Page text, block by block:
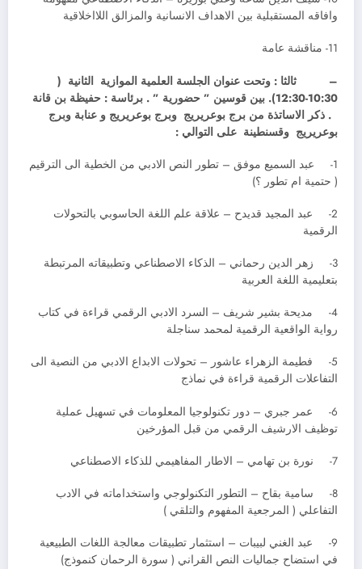
وافاقه المستقبلية بين الاهداف الانسانية والمزالق اللااخلاقية
11- مناقشة عامة
– ثالثا : وتحت عنوان الجلسة العلمية الموازية الثانية (
10:30-12:30). بين قوسين ” حضورية ” . برئاسة : حفيظة بن قانة
. ذكر الاساتذة من برج بوعريريج وبرج بوعريريج و عنابة وبرج
بوعريريج وقسنطينة على التوالي :
1- عبد السميع موفق – تطور النص الادبي من الخطية الى الترقيم
( حتمية ام تطور ؟)
2- عبد المجيد قديدح – علاقة علم اللغة الحاسوبي بالتحولات
الرقمية
3- زهر الدين رحماني – الذكاء الاصطناعي وتطبيقاته المرتبطة
بتعليمية اللغة العربية
4- مديحة بشير شريف – السرد الادبي الرقمي قراءة في كتاب
رواية الواقعية الرقمية لمحمد سناجلة
5- فطيمة الزهراء عاشور – تحولات الابداع الادبي من النصية الى
التفاعلات الرقمية قراءة في نماذج
6- عمر جبري – دور تكنولوجيا المعلومات في تسهيل عملية
توظيف الارشيف الرقمي من قبل المؤرخين
7- نورة بن تهامي – الاطار المفاهيمي للذكاء الاصطناعي
8- سامية بقاح – التطور التكنولوجي واستخداماته في الادب
التفاعلي ( المرجعية المفهوم والتلقي )
9- عبد الغني لبيبات – استثمار تطبيقات معالجة اللغات الطبيعية
في استضاح جماليات النص القراني ( سورة الرحمان كنموذج)